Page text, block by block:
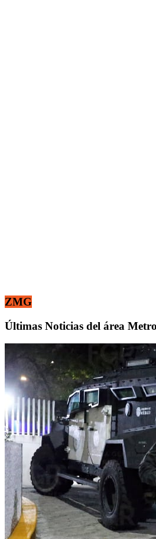
ZMG
Últimas Noticias del área